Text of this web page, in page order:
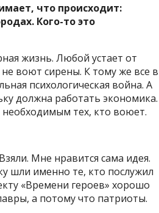
что происходит:
Кого-то это
жизнь. Любой устает от
не воют сирены. К тому же все в
психологическая война. А
должна работать экономика.
необходимым тех, кто воюет.
Мне нравится сама идея.
шли именно те, кто послужил
«Времени героев» хорошо
а потому что патриоты.